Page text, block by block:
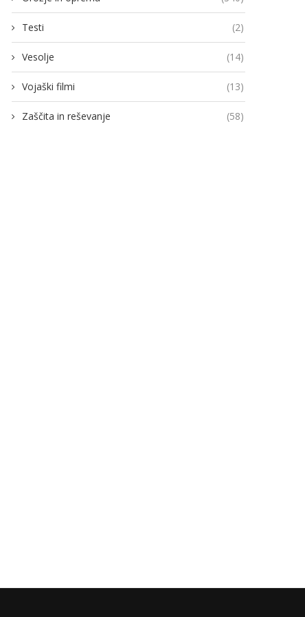
Testi (2)
Vesolje (14)
Vojaški filmi (13)
Zaščita in reševanje (58)